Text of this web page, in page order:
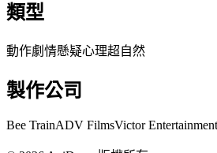
類型
動作劇情懸疑心理超自然
製作公司
Bee TrainADV FilmsVictor Entertainment